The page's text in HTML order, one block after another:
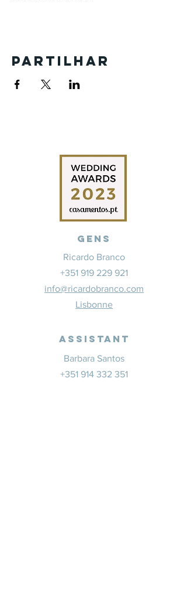
Partilhar
Gens
Ricardo Branco
+351 919 229 921
info@ricardobranco.com
Lisbonne
Assistant
Barbara Santos
+351 914 332 351